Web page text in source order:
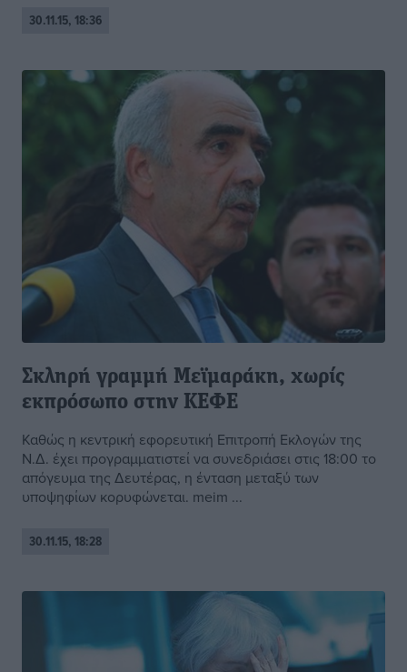
30.11.15, 18:36
Σκληρή γραμμή Μεϊμαράκη, χωρίς
εκπρόσωπο στην ΚΕΦΕ
Καθώς η κεντρική εφορευτική Επιτροπή Εκλογών της
Ν.Δ. έχει προγραμματιστεί να συνεδριάσει στις 18:00 το
απόγευμα της Δευτέρας, η ένταση μεταξύ των
υποψηφίων κορυφώνεται. meim ...
30.11.15, 18:28